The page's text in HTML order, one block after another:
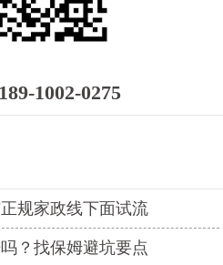
189-1002-0275
规家政线下面试流
？找保姆避坑要点